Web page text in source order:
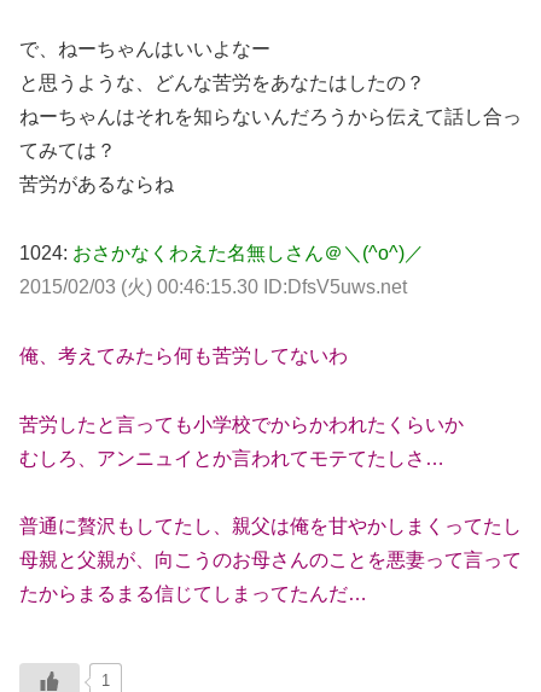
で、ねーちゃんはいいよなー
と思うような、どんな苦労をあなたはしたの？
ねーちゃんはそれを知らないんだろうから伝えて話し合っ
てみては？
苦労があるならね
1024: おさかなくわえた名無しさん＠＼(^o^)／
2015/02/03 (火) 00:46:15.30 ID:DfsV5uws.net
俺、考えてみたら何も苦労してないわ
苦労したと言っても小学校でからかわれたくらいか
むしろ、アンニュイとか言われてモテてたしさ…
普通に贅沢もしてたし、親父は俺を甘やかしまくってたし
母親と父親が、向こうのお母さんのことを悪妻って言って
たからまるまる信じてしまってたんだ…
1